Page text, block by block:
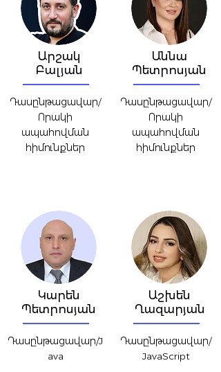
Արշակ
Բալյան
Դասընթացավար/
Որակի
ապահովման
հիմունքներ
Կարեն
Պետրոսյան
Դասընթացավար/J
ava
Աննա
Պետրոսյան
Դասընթացավար/
Որակի
ապահովման
հիմունքներ
Աշխեն
Ղազարյան
Դասընթացավար/
JavaScript